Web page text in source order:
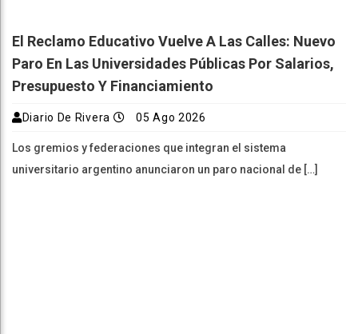
El Reclamo Educativo Vuelve A Las Calles: Nuevo
Paro En Las Universidades Públicas Por Salarios,
Presupuesto Y Financiamiento
Diario De Rivera 05 Ago 2026
Los gremios y federaciones que integran el sistema
universitario argentino anunciaron un paro nacional de […]